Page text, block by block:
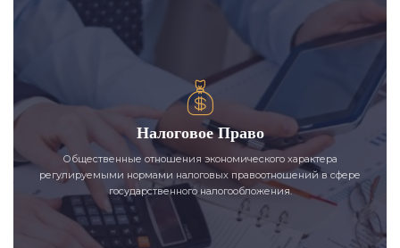
Налоговое Право
Общественные отношения экономического характера
регулируемыми нормами налоговых правоотношений в сфере
государственного налогообложения.